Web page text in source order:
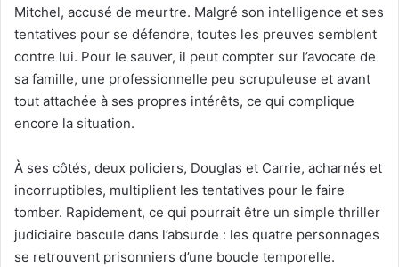
Mitchel, accusé de meurtre. Malgré son intelligence et ses
tentatives pour se défendre, toutes les preuves semblent
contre lui. Pour le sauver, il peut compter sur l’avocate de
sa famille, une professionnelle peu scrupuleuse et avant
tout attachée à ses propres intérêts, ce qui complique
encore la situation.
À ses côtés, deux policiers, Douglas et Carrie, acharnés et
incorruptibles, multiplient les tentatives pour le faire
tomber. Rapidement, ce qui pourrait être un simple thriller
judiciaire bascule dans l’absurde : les quatre personnages
se retrouvent prisonniers d’une boucle temporelle.